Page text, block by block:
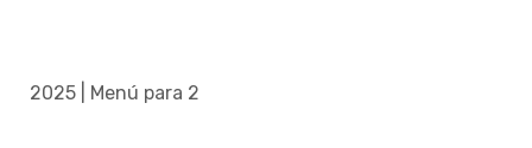
2025 | Menú para 2